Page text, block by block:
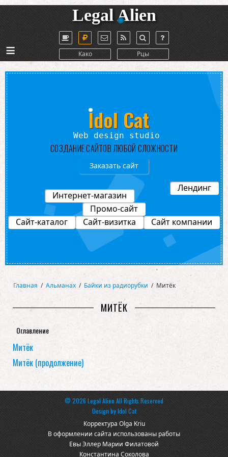
Legal Alien
Како Рцы
≡
Лендинг
Промо-сайт
Интернет-магазин
Idol Cat
Web design studio
СОЗДАНИЕ САЙТОВ ЛЮБОЙ СЛОЖНОСТИ
Заказать сайт
Сайт-каталог Сайт-визитка Сайт компании
Главная / Альманах / Байки из радиорубки / Митёк
МИТЁК
Оглавление
Митёк
Митёк (продолжение)
© 2026 Legal Alien All Rights Reserved
Design byIdol Cat
Корректура Olga Kriu
В оформлении сайта использованы работы
Евы Эллер Марии Филатовой
Константина Соколова